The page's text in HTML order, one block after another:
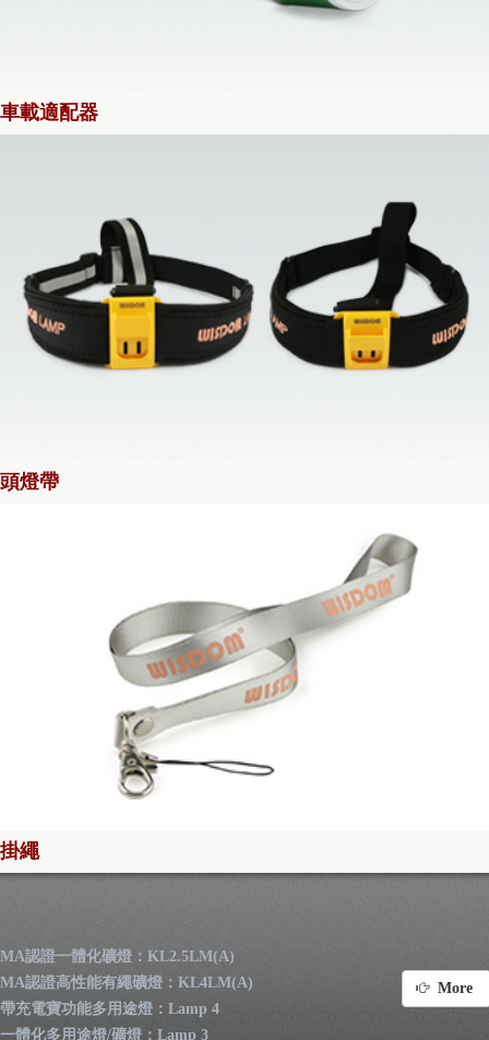
車載適配器
頭燈帶
掛繩
MA認證一體化礦燈：KL2.5LM(A)
MA認證高性能有繩礦燈：KL4LM(A)
More
帶充電寶功能多用途燈：Lamp 4
一體化多用途燈/礦燈：Lamp 3